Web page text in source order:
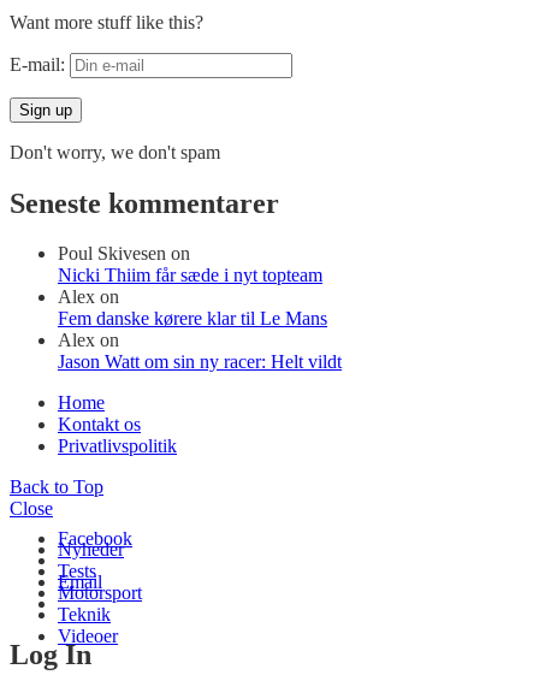
Want more stuff like this?
E-mail:
Don't worry, we don't spam
Seneste kommentarer
Poul Skivesen on
Nicki Thiim får sæde i nyt topteam
Alex on
Fem danske kørere klar til Le Mans
Alex on
Jason Watt om sin ny racer: Helt vildt
Home
Kontakt os
Privatlivspolitik
Back to Top
Close
Nyheder
Tests
Motorsport
Teknik
Videoer
Facebook
Email
Log In